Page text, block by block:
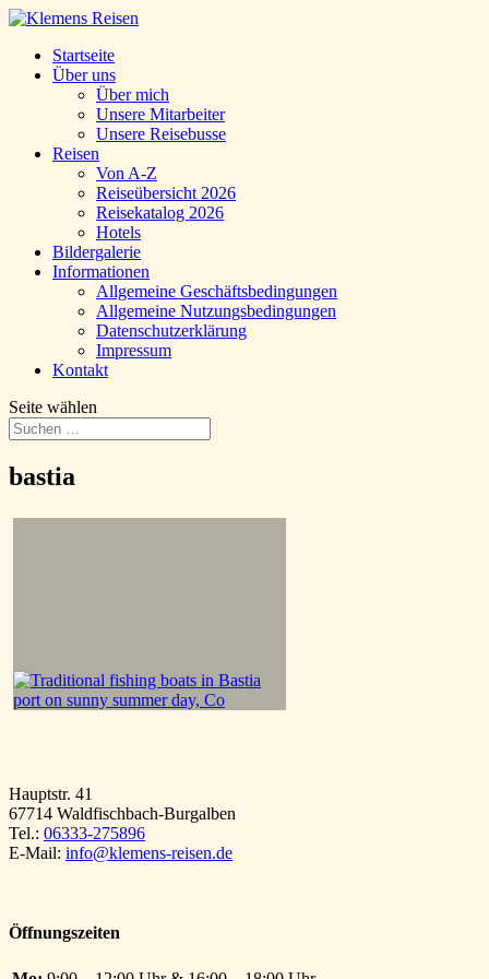
Startseite
Über uns
Über mich
Unsere Mitarbeiter
Unsere Reisebusse
Reisen
Von A-Z
Reiseübersicht 2026
Reisekatalog 2026
Hotels
Bildergalerie
Informationen
Allgemeine Geschäftsbedingungen
Allgemeine Nutzungsbedingungen
Datenschutzerklärung
Impressum
Kontakt
Seite wählen
bastia
Hauptstr. 41
67714 Waldfischbach-Burgalben
Tel.: 06333-275896
E-Mail: info@klemens-reisen.de
Öffnungszeiten